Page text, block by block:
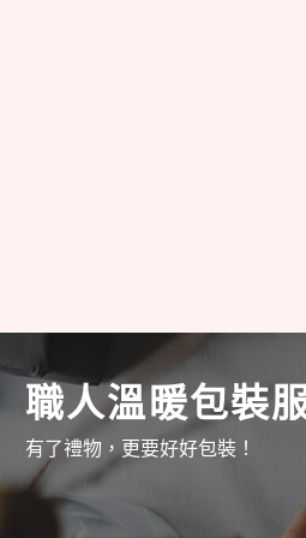
職人溫暖包裝
有了禮物，更要好好包裝！